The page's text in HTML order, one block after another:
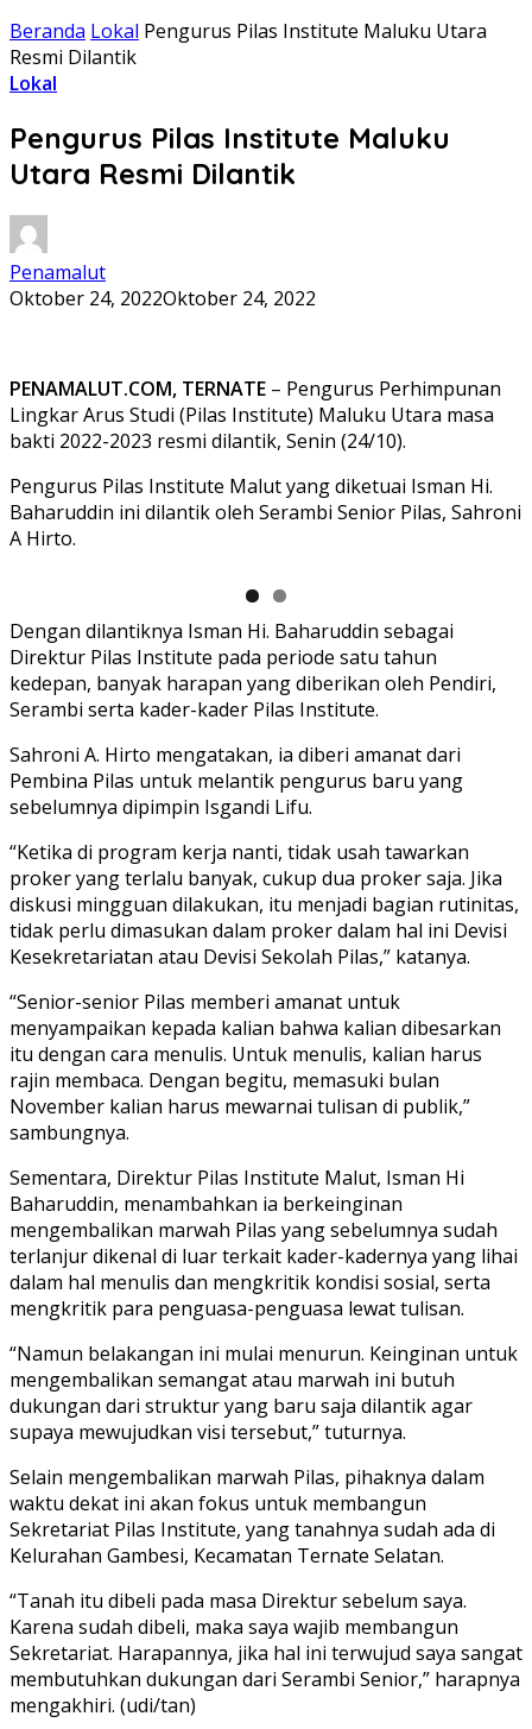
Beranda Lokal Pengurus Pilas Institute Maluku Utara
Resmi Dilantik
Lokal
Pengurus Pilas Institute Maluku
Utara Resmi Dilantik
Penamalut
Oktober 24, 2022Oktober 24, 2022
PENAMALUT.COM, TERNATE – Pengurus Perhimpunan
Lingkar Arus Studi (Pilas Institute) Maluku Utara masa
bakti 2022-2023 resmi dilantik, Senin (24/10).
Pengurus Pilas Institute Malut yang diketuai Isman Hi.
Baharuddin ini dilantik oleh Serambi Senior Pilas, Sahroni
A Hirto.
Dengan dilantiknya Isman Hi. Baharuddin sebagai
Direktur Pilas Institute pada periode satu tahun
kedepan, banyak harapan yang diberikan oleh Pendiri,
Serambi serta kader-kader Pilas Institute.
Sahroni A. Hirto mengatakan, ia diberi amanat dari
Pembina Pilas untuk melantik pengurus baru yang
sebelumnya dipimpin Isgandi Lifu.
“Ketika di program kerja nanti, tidak usah tawarkan
proker yang terlalu banyak, cukup dua proker saja. Jika
diskusi mingguan dilakukan, itu menjadi bagian rutinitas,
tidak perlu dimasukan dalam proker dalam hal ini Devisi
Kesekretariatan atau Devisi Sekolah Pilas,” katanya.
“Senior-senior Pilas memberi amanat untuk
menyampaikan kepada kalian bahwa kalian dibesarkan
itu dengan cara menulis. Untuk menulis, kalian harus
rajin membaca. Dengan begitu, memasuki bulan
November kalian harus mewarnai tulisan di publik,”
sambungnya.
Sementara, Direktur Pilas Institute Malut, Isman Hi
Baharuddin, menambahkan ia berkeinginan
mengembalikan marwah Pilas yang sebelumnya sudah
terlanjur dikenal di luar terkait kader-kadernya yang lihai
dalam hal menulis dan mengkritik kondisi sosial, serta
mengkritik para penguasa-penguasa lewat tulisan.
“Namun belakangan ini mulai menurun. Keinginan untuk
mengembalikan semangat atau marwah ini butuh
dukungan dari struktur yang baru saja dilantik agar
supaya mewujudkan visi tersebut,” tuturnya.
Selain mengembalikan marwah Pilas, pihaknya dalam
waktu dekat ini akan fokus untuk membangun
Sekretariat Pilas Institute, yang tanahnya sudah ada di
Kelurahan Gambesi, Kecamatan Ternate Selatan.
“Tanah itu dibeli pada masa Direktur sebelum saya.
Karena sudah dibeli, maka saya wajib membangun
Sekretariat. Harapannya, jika hal ini terwujud saya sangat
membutuhkan dukungan dari Serambi Senior,” harapnya
mengakhiri. (udi/tan)